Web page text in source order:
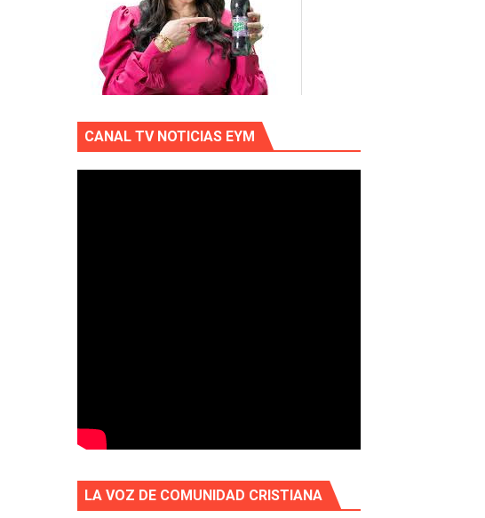
CANAL TV NOTICIAS EYM
LA VOZ DE COMUNIDAD CRISTIANA